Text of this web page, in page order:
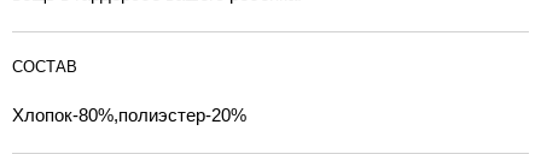
СОСТАВ
Хлопок-80%,полиэстер-20%